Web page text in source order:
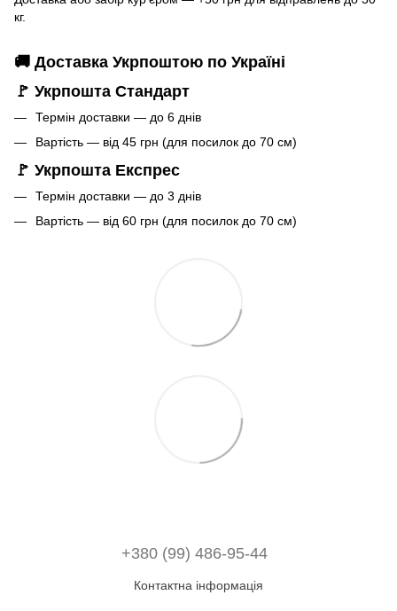
кг.
🚚 Доставка Укрпоштою по Україні
🚩 Укрпошта Стандарт
Термін доставки — до 6 днів
Вартість — від 45 грн (для посилок до 70 см)
🚩 Укрпошта Експрес
Термін доставки — до 3 днів
Вартість — від 60 грн (для посилок до 70 см)
+380 (99) 486-95-44
Контактна інформація